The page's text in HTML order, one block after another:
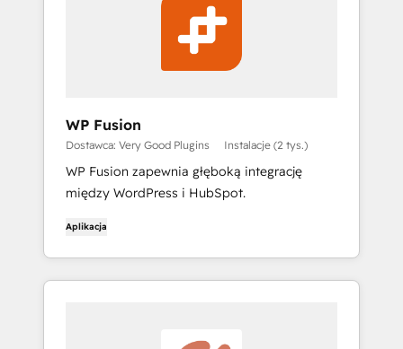
WP Fusion
Dostawca: Very Good Plugins Instalacje (2 tys.)
WP Fusion zapewnia głęboką integrację
między WordPress i HubSpot.
Aplikacja